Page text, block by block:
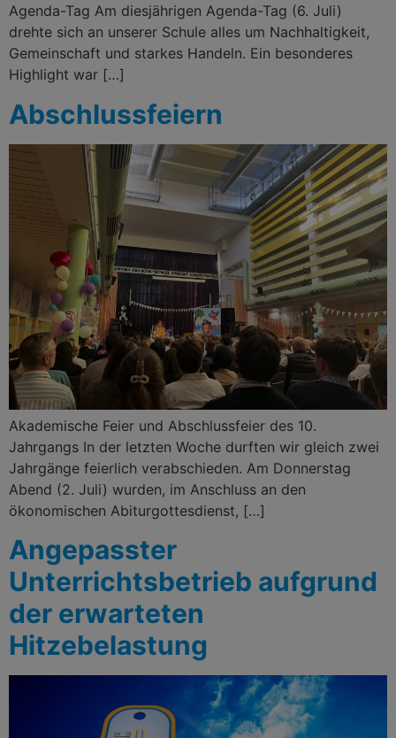
Agenda-Tag Am diesjährigen Agenda-Tag (6. Juli)
drehte sich an unserer Schule alles um Nachhaltigkeit,
Gemeinschaft und starkes Handeln. Ein besonderes
Highlight war […]
Abschlussfeiern
Akademische Feier und Abschlussfeier des 10.
Jahrgangs In der letzten Woche durften wir gleich zwei
Jahrgänge feierlich verabschieden. Am Donnerstag
Abend (2. Juli) wurden, im Anschluss an den
ökonomischen Abiturgottesdienst, […]
Angepasster
Unterrichtsbetrieb aufgrund
der erwarteten
Hitzebelastung